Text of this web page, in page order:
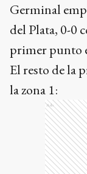
Germinal
del Plata, 0-0
primer punto
El resto de la
la zona 1:
Ads